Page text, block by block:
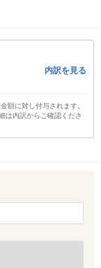
内訳を見る
額に対し付与されます。
は内訳からご確認くださ